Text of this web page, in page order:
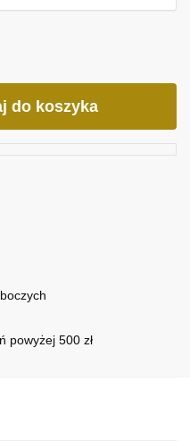
do koszyka
powyżej 500 zł